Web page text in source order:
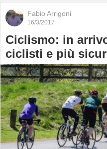
Fabio Arrigoni
16/3/2017
Ciclismo: in
ciclisti e più